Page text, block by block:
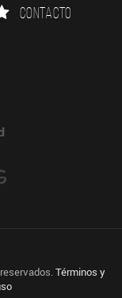
Contacto
Términos y